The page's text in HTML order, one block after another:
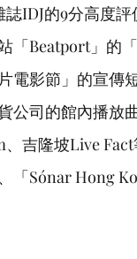
IDJ的9分高度評
「Beatport」的
電影節」的宣傳
公司的館內播放
吉隆坡Live
「Sónar Hong